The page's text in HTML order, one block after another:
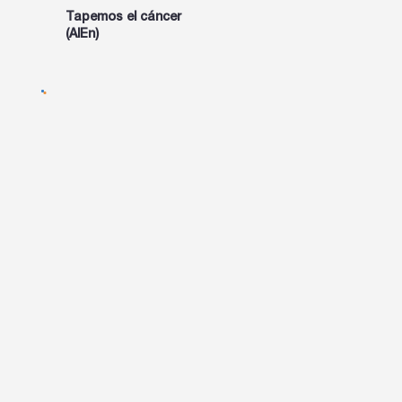
Tapemos el cáncer
(AlEn)
INFO